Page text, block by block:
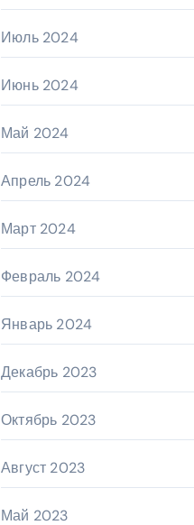
Июль 2024
Июнь 2024
Май 2024
Апрель 2024
Март 2024
Февраль 2024
Январь 2024
Декабрь 2023
Октябрь 2023
Август 2023
Май 2023